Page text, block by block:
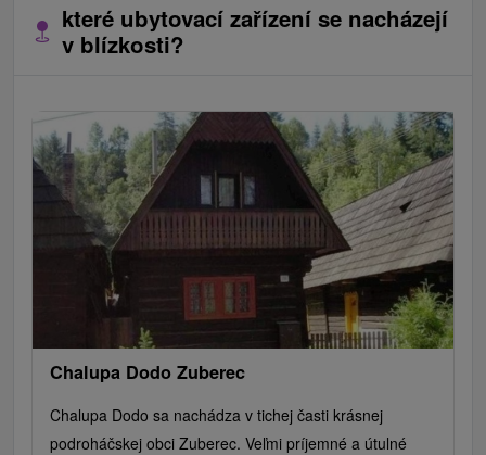
které ubytovací zařízení se nacházejí
v blízkosti?
Chalupa Dodo Zuberec
Chalupa Dodo sa nachádza v tichej časti krásnej
podroháčskej obci Zuberec. Veľmi príjemné a útulné